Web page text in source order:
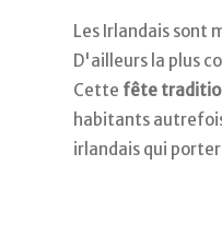
Les Irlandais sont
D'ailleurs la plus
Cette fête
habitants
irlandais qui